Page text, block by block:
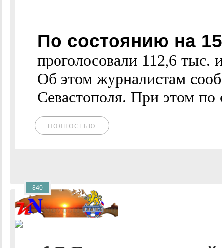
По состоянию на
проголосовали 112,6 тыс.
Об этом журналистам
Севастополя. При этом
ПОЛНОСТЬЮ
840